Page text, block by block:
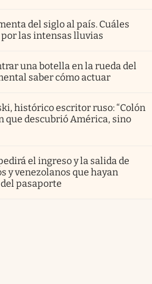
del siglo al país. Cuáles
las intensas lluvias
una botella en la rueda del
saber cómo actuar
histórico escritor ruso: “Colón
que descubrió América, sino
el ingreso y la salida de
y venezolanos que hayan
pasaporte